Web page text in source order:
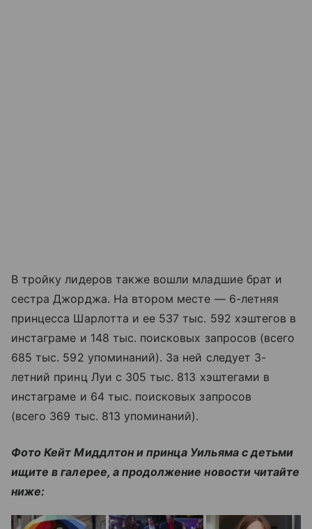
В тройку лидеров также вошли младшие брат и
сестра Джорджа. На втором месте — 6-летняя
принцесса Шарлотта и ее 537 тыс. 592 хэштегов в
инстаграме и 148 тыс. поисковых запросов (всего
685 тыс. 592 упоминаний). За ней следует 3-
летний принц Луи с 305 тыс. 813 хэштегами в
инстаграме и 64 тыс. поисковых запросов
(всего 369 тыс. 813 упоминаний).
Фото Кейт Миддлтон и принца Уильяма с детьми
ищите в галерее, а продолжение новости читайте
ниже: